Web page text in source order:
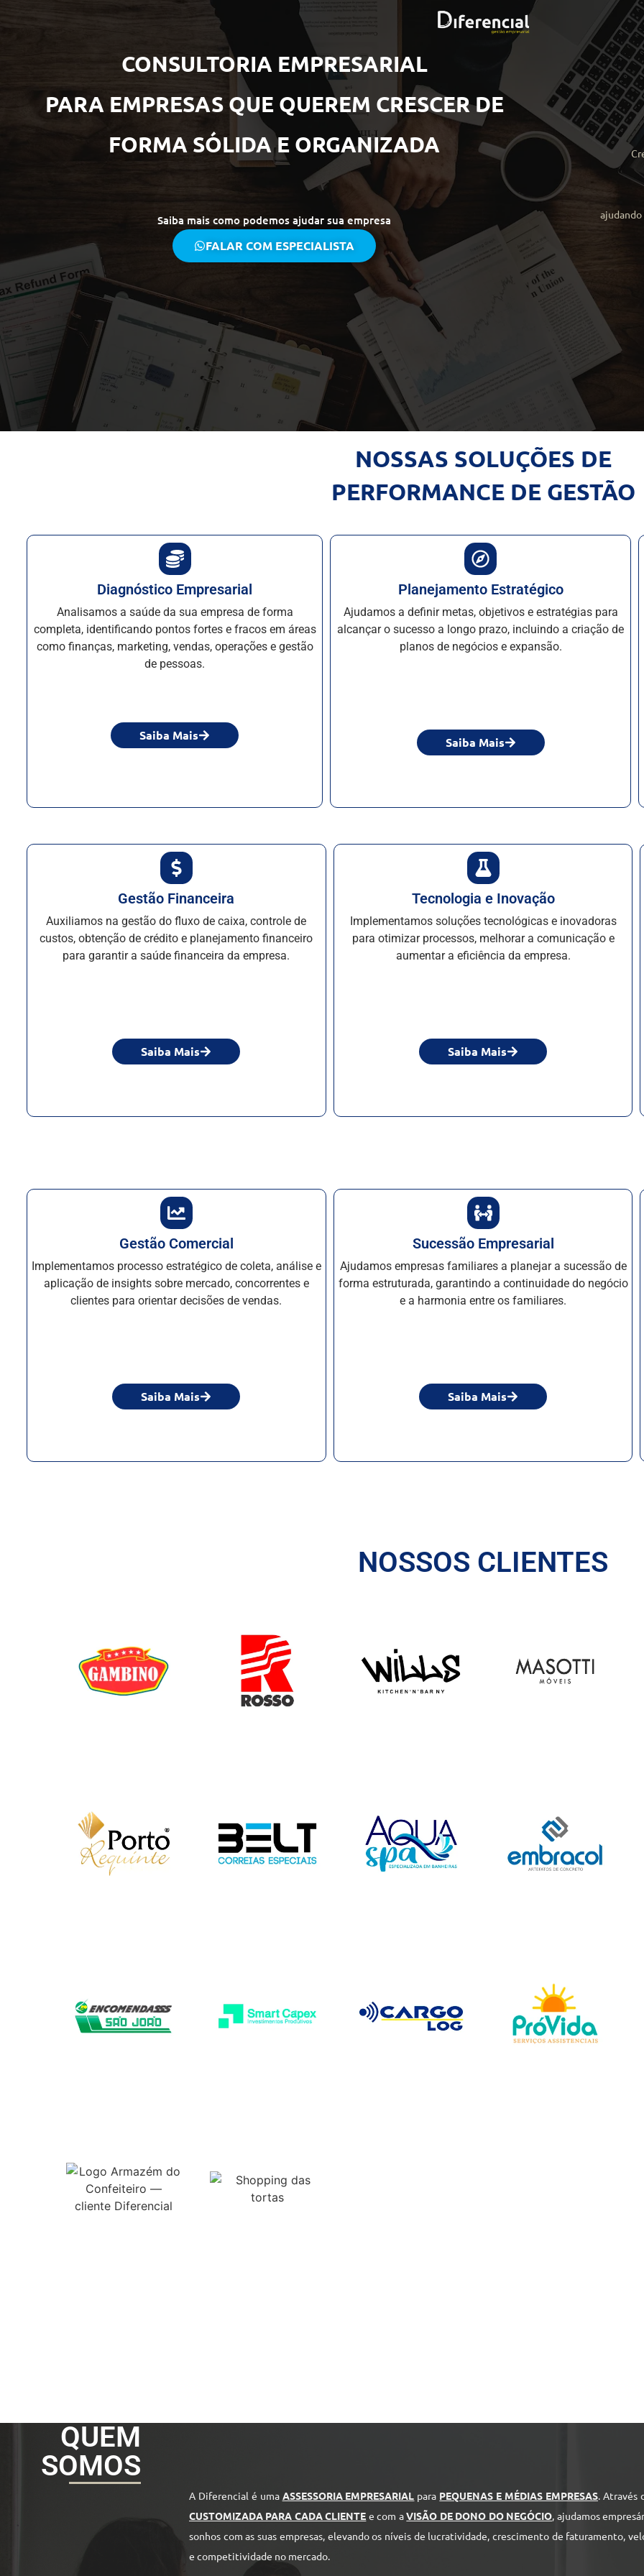
CONSULTORIA EMPRESARIAL
PARA EMPRESAS QUE QUEREM CRESCER DE
FORMA SÓLIDA E ORGANIZADA
Saiba mais como podemos ajudar sua empresa
FALAR COM ESPECIALISTA
ajudando
NOSSAS SOLUÇÕES DE
PERFORMANCE DE GESTÃO
Diagnóstico Empresarial
Analisamos a saúde da sua empresa de forma
completa, identificando pontos fortes e fracos em áreas
como finanças, marketing, vendas, operações e gestão
de pessoas.
Saiba Mais
Planejamento Estratégico
Ajudamos a definir metas, objetivos e estratégias para
alcançar o sucesso a longo prazo, incluindo a criação de
planos de negócios e expansão.
Saiba Mais
Gestão Financeira
Auxiliamos na gestão do fluxo de caixa, controle de
custos, obtenção de crédito e planejamento financeiro
para garantir a saúde financeira da empresa.
Saiba Mais
Tecnologia e Inovação
Implementamos soluções tecnológicas e inovadoras
para otimizar processos, melhorar a comunicação e
aumentar a eficiência da empresa.
Saiba Mais
Gestão Comercial
Implementamos processo estratégico de coleta, análise e
aplicação de insights sobre mercado, concorrentes e
clientes para orientar decisões de vendas.
Saiba Mais
Sucessão Empresarial
Ajudamos empresas familiares a planejar a sucessão de
forma estruturada, garantindo a continuidade do negócio
e a harmonia entre os familiares.
Saiba Mais
NOSSOS CLIENTES
QUEM
SOMOS
A Diferencial é uma ASSESSORIA EMPRESARIAL para PEQUENAS E MÉDIAS EMPRESAS. Através
CUSTOMIZADA PARA CADA CLIENTE e com aVISÃO DE DONO DO NEGÓCIO, ajudamos
sonhos com as suas empresas, elevando os níveis de lucratividade, crescimento de faturamento,
e competitividade no mercado.